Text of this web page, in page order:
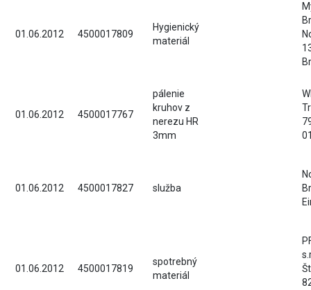
01.06.2012 4500017809
Hygienický
materiál
01.06.2012 4500017767
pálenie
kruhov z
nerezu HR
3mm
01.06.2012 4500017827 služba
01.06.2012 4500017819
spotrebný
materiál